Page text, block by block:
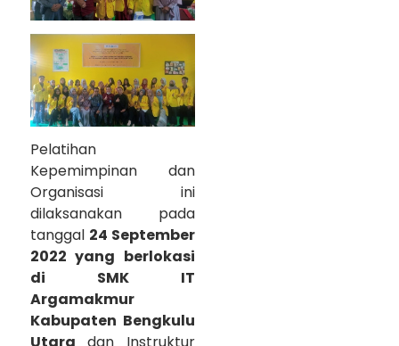
Pelatihan
Kepemimpinan dan
Organisasi ini
dilaksanakan pada
tanggal 24 September
2022 yang berlokasi
di SMK IT
Argamakmur
Kabupaten Bengkulu